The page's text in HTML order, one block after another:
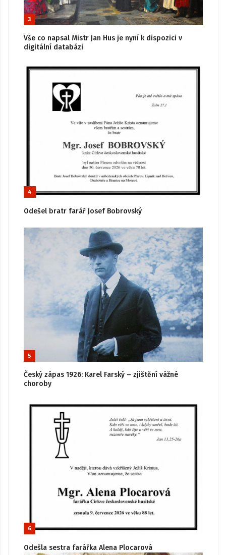
3
Vše co napsal Mistr Jan Hus je nyní k dispozici v
digitální databázi
4
Odešel bratr farář Josef Bobrovský
5
Český zápas 1926: Karel Farský – zjištění vážné
choroby
6
Odešla sestra farářka Alena Plocarová